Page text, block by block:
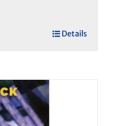
Details